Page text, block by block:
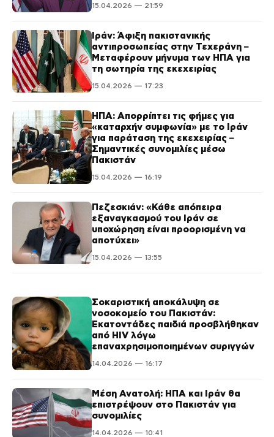
15.04.2026 — 21:59
Ιράν: Άφιξη πακιστανικής
αντιπροσωπείας στην Τεχεράνη –
Μεταφέρουν μήνυμα των ΗΠΑ για
τη σωτηρία της εκεχειρίας
15.04.2026 — 17:23
ΗΠΑ: Απορρίπτει τις φήμες για
«καταρχήν συμφωνία» με το Ιράν
για παράταση της εκεχειρίας –
Σημαντικές συνομιλίες μέσω
Πακιστάν
15.04.2026 — 16:19
Πεζεσκιάν: «Κάθε απόπειρα
εξαναγκασμού του Ιράν σε
υποχώρηση είναι προορισμένη να
αποτύχει»
15.04.2026 — 13:55
Σοκαριστική αποκάλυψη σε
νοσοκομείο του Πακιστάν:
Εκατοντάδες παιδιά προσβλήθηκαν
από HIV λόγω
επαναχρησιμοποιημένων συριγγών
14.04.2026 — 16:17
Μέση Ανατολή: ΗΠΑ και Ιράν θα
επιστρέψουν στο Πακιστάν για
συνομιλίες
14.04.2026 — 10:41